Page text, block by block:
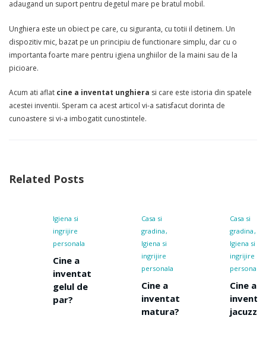
adaugand un suport pentru degetul mare pe bratul mobil.
Unghiera este un obiect pe care, cu siguranta, cu totii il detinem. Un
dispozitiv mic, bazat pe un principiu de functionare simplu, dar cu o
importanta foarte mare pentru igiena unghiilor de la maini sau de la
picioare.
Acum ati aflat cine a inventat unghiera si care este istoria din spatele
acestei inventii. Speram ca acest articol vi-a satisfacut dorinta de
cunoastere si vi-a imbogatit cunostintele.
Related Posts
personala
inventat
gelul de
personala
inventat
matura?
personala
inventat
jacuzzi?